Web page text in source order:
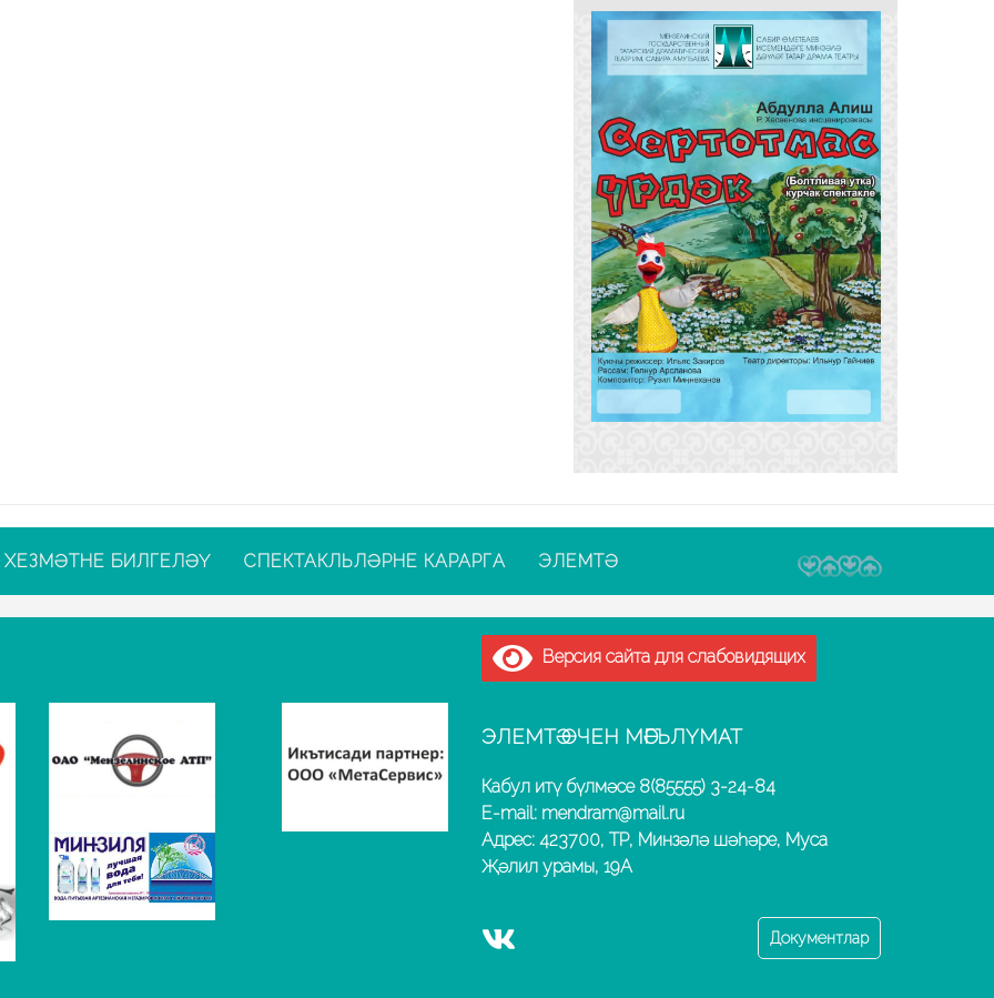
ХЕЗМӘТНЕ БИЛГЕЛӘҮ СПЕКТАКЛЬЛӘРНЕ КАРАРГА ЭЛЕМТӘ
Версия сайта для слабовидящих
ЭЛЕМТӘ ӨЧЕН МӘГЪЛҮМАТ
Кабул итү бүлмәсе 8(85555) 3-24-84
E-mail: mendram@mail.ru
Адрес: 423700, ТР, Минзәлә шәһәре, Муса
Җәлил урамы, 19А
Документлар